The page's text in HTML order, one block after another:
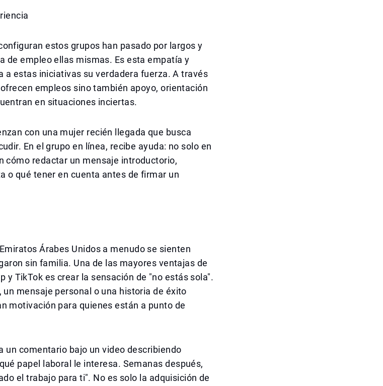
estos grupos han pasado por largos y
de empleo ellas mismas. Es esta empatía y
a estas iniciativas su verdadera fuerza. A través
empleos sino también apoyo, orientación
en situaciones inciertas.
con una mujer recién llegada que busca
En el grupo en línea, recibe ayuda: no solo en
cómo redactar un mensaje introductorio,
o qué tener en cuenta antes de firmar un
Árabes Unidos a menudo se sienten
sin familia. Una de las mayores ventajas de
y TikTok es crear la sensación de "no estás sola".
mensaje personal o una historia de éxito
motivación para quienes están a punto de
un comentario bajo un video describiendo
papel laboral le interesa. Semanas después,
el trabajo para ti". No es solo la adquisición de